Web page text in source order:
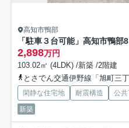
高知市鴨部
「駐車３台可能」高知市鴨
2,898万円
103.02㎡ (4LDK) /新築 /2階建
とさでん交通伊野線「旭町三
閑静な住宅地 耐震構造
公
新築